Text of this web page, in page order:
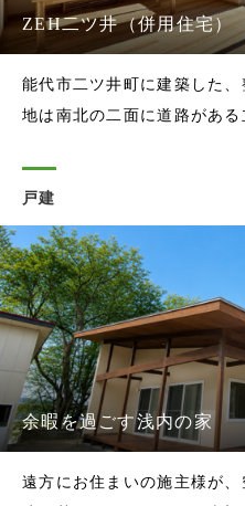
ZEH二ツ井（併用住宅）
能代市二ツ井町に建築した
地は南北の二面に道路がある
がちですが、実は直射日光の
明るさを確保しやすい面でも
戸建
余暇を過ごす浅内の家
遠方にお住まいの施主様が